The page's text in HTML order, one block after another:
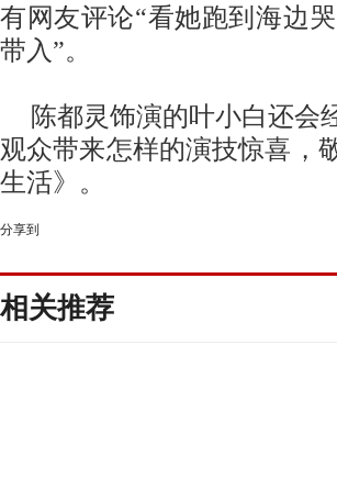
有网友评论“看她跑到海边
带入”。
陈都灵饰演的叶小白还会
观众带来怎样的演技惊喜，
生活》。
分享到
相关推荐